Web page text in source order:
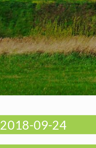
2018-09-24